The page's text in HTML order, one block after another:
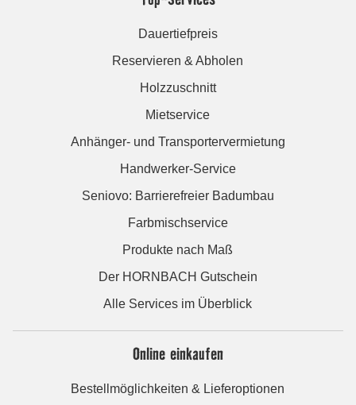
Dauertiefpreis
Reservieren & Abholen
Holzzuschnitt
Mietservice
Anhänger- und Transportervermietung
Handwerker-Service
Seniovo: Barrierefreier Badumbau
Farbmischservice
Produkte nach Maß
Der HORNBACH Gutschein
Alle Services im Überblick
Online einkaufen
Bestellmöglichkeiten & Lieferoptionen